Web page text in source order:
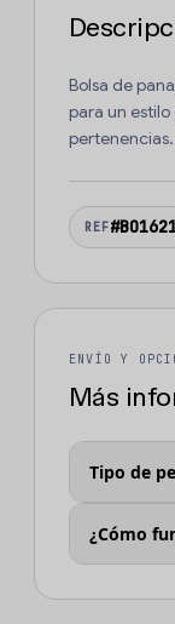
Bolsa de
para un
pertenencias.
REF
ENVÍO Y
Más
Tipo de
¿Cómo